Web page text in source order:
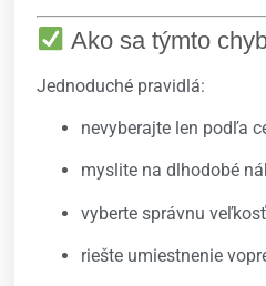
Ako sa týmto
Jednoduché pravidlá:
nevyberajte len podľa
myslite na dlhodobé
vyberte správnu veľkosť
riešte umiestnenie